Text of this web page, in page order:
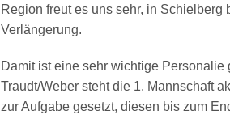
Region freut es uns sehr, in
Verlängerung.
Damit ist eine sehr wichtige
Traudt/Weber steht die 1. Mannschaft
zur Aufgabe gesetzt, diesen bis zum